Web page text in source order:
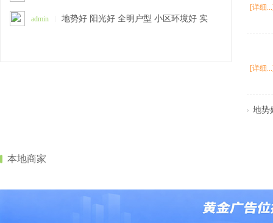
admin
地势好 阳光好 全明户型 小区环境好 实
[详细
[详细
地势
本地商家